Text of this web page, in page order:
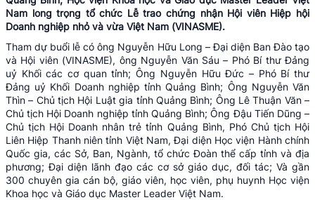
Nam long trọng tổ chức Lễ trao chứng nhận Hội viên Hiệp hội
Doanh nghiệp nhỏ và vừa Việt Nam (VINASME).
Tham dự buổi lễ có ông Nguyễn Hữu Long – Đại diện Ban Đào tạo
và Hội viên (VINASME), ông Nguyễn Văn Sáu – Phó Bí thư Đảng
uỷ Khối các cơ quan tỉnh; Ông Nguyễn Hữu Đức – Phó Bí thư
Đảng uỷ Khối Doanh nghiệp tỉnh Quảng Bình; Ông Nguyễn Văn
Thìn – Chủ tịch Hội Luật gia tỉnh Quảng Bình; Ông Lê Thuận Văn –
Chủ tịch Hội Doanh nghiệp tỉnh Quảng Bình; Ông Đậu Tiến Dũng –
Chủ tịch Hội Doanh nhân trẻ tỉnh Quảng Bình, Phó Chủ tịch Hội
Liên Hiệp Thanh niên tỉnh Việt Nam, Đại diện Học viện Hành chính
Quốc gia, các Sở, Ban, Ngành, tổ chức Đoàn thể cấp tỉnh và địa
phương; Đại diện lãnh đạo các cơ sở giáo dục, đối tác; Và gần
300 chuyên gia cán bộ, giáo viên, học viên, phụ huynh Học viện
Khoa học và Giáo dục Master Leader Việt Nam.